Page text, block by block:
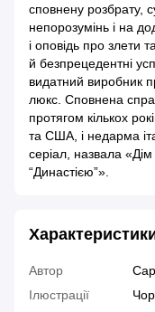
сповнену розбрату,
непорозумінь і на
і оповідь про злети
й безпрецедентні
видатний виробник
люкс. Сповнена
протягом кількох
та США, і недарма
серіал, назвала
“Династією”».
Автор
Ілюстрації